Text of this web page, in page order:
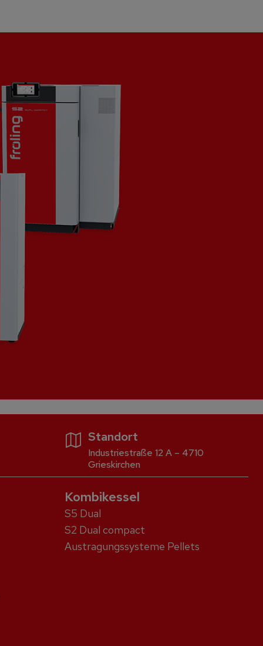
Standort
Industriestraße 12 A – 4710
Grieskirchen
Kombikessel
S5 Dual
S2 Dual compact
Austragungssysteme Pellets